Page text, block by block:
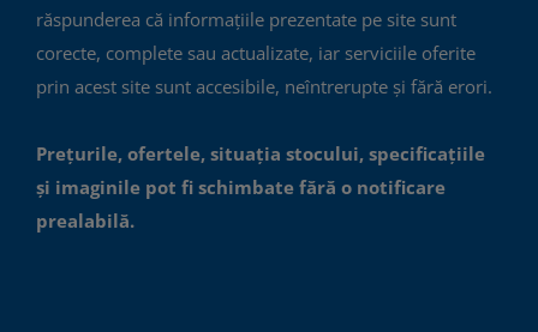
răspunderea că informațiile prezentate pe site sunt
corecte, complete sau actualizate, iar serviciile oferite
prin acest site sunt accesibile, neîntrerupte și fără erori.
Prețurile, ofertele, situația stocului, specificațiile
și imaginile pot fi schimbate fără o notificare
prealabilă.